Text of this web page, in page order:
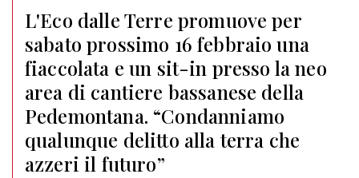
L'Eco dalle Terre promuove per
sabato prossimo 16 febbraio una
fiaccolata e un sit-in presso la neo
area di cantiere bassanese della
Pedemontana. “Condanniamo
qualunque delitto alla terra che
azzeri il futuro”